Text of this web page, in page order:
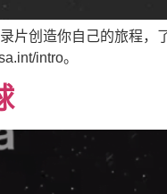
片创造你自己的旅程，
intro。